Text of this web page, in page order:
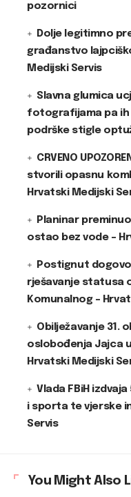
pozornici
Dolje legitimno
građanstvo
Medijski Servis
Slavna glumica
fotografijama pa ih
podrške stigle
CRVENO
stvorili opasnu
Hrvatski Medijski
Planinar
ostao bez vode –
Postignut
rješavanje statusa
Komunalnog –
Obilježavanje 31.
oslobođenja Jajca
Hrvatski Medijski
Vlada FBiH
i sporta te vjerske
Servis
You Might Also